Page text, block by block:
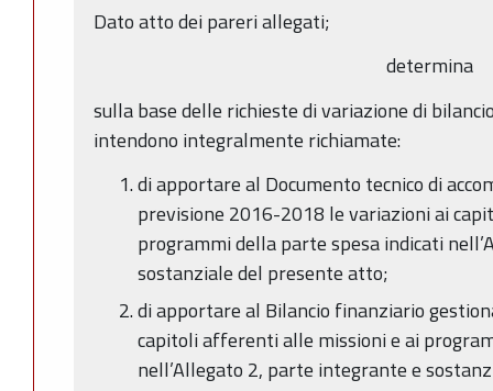
Dato atto dei pareri allegati;
determina
sulla base delle richieste di variazione di
intendono integralmente richiamate:
di apportare al Documento tecnico di
previsione 2016-2018 le variazioni ai
programmi della parte spesa indicati
sostanziale del presente atto;
di apportare al Bilancio finanziario
capitoli afferenti alle missioni e ai
nell’Allegato 2, parte integrante e